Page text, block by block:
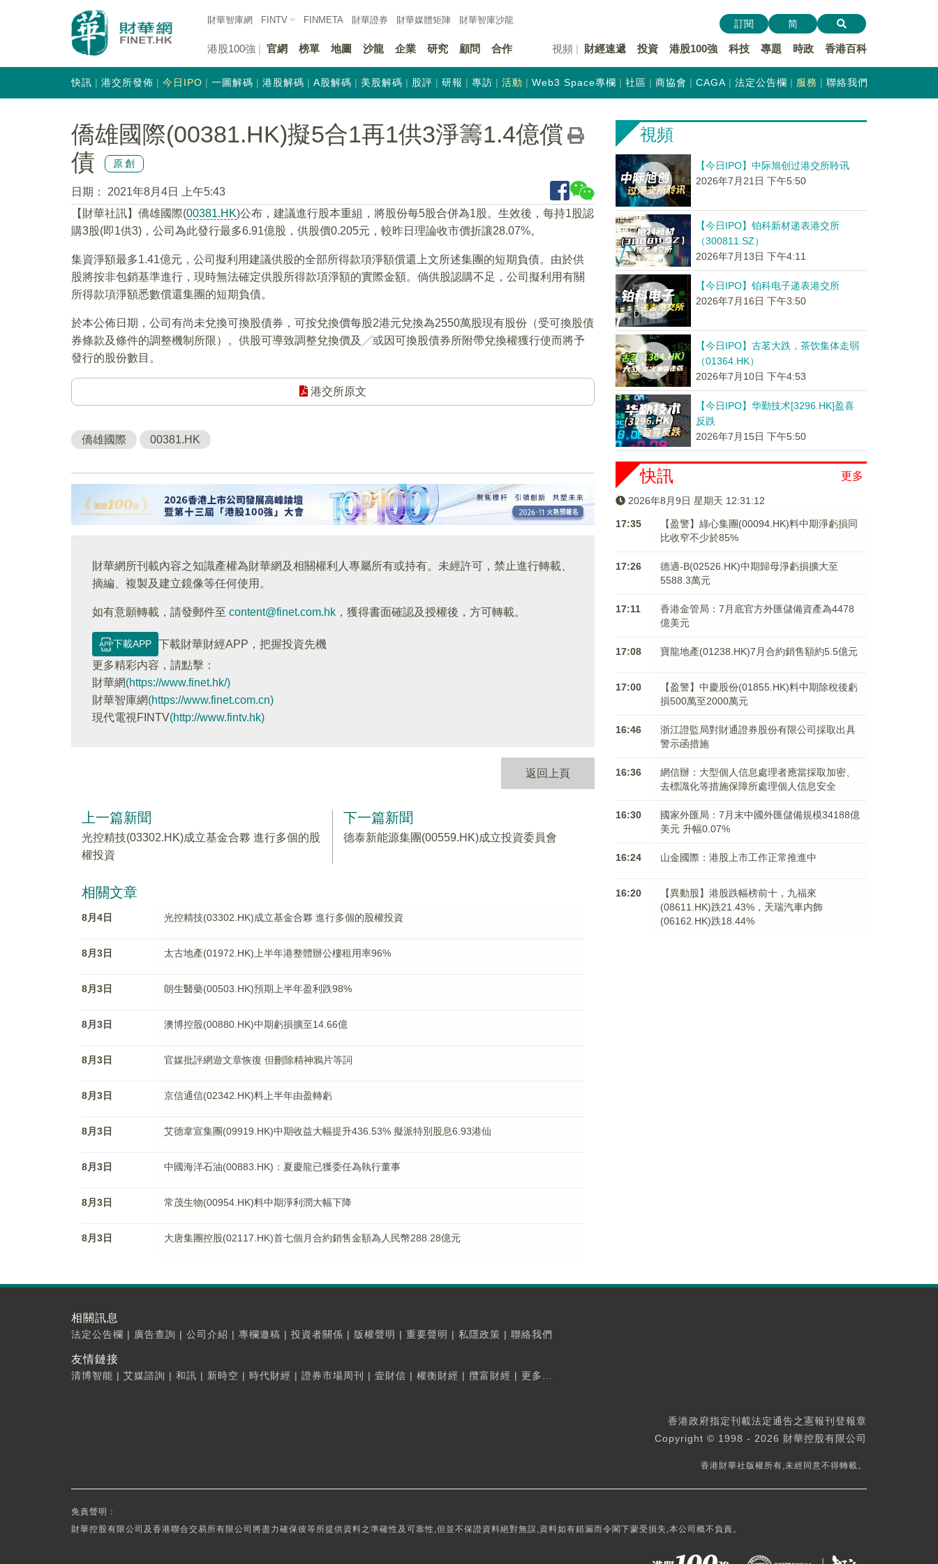
財華智庫網 FINTV FINMETA 財華證券 財華媒體矩陣 財華智庫沙龍
港股100強 官網 榜單 地圖 沙龍 企業 研究 顧問 合作 視頻 財經速遞 投資 港股100強 科技 專題 時政 香港百科
訂閱 简
快訊 港交所發佈 今日IPO 一圖解碼 港股解碼 A股解碼 美股解碼 股評 研報 專訪 活動 Web3 Space專欄 社區 商協會 CAGA 法定公告欄 服務 聯絡我們
僑雄國際(00381.HK)擬5合1再1供3淨籌1.4億償
債
原創
日期：
2021年8月4日 上午5:43
【財華社訊】僑雄國際(00381.HK)公布，建議進行股本重組，將股份每5股合併為1股。生效後，每持1股認
購3股(即1供3)，公司為此發行最多6.91億股，供股價0.205元，較昨日理論收市價折讓28.07%。
集資淨額最多1.41億元，公司擬利用建議供股的全部所得款項淨額償還上文所述集團的短期負債。由於供
股將按非包銷基準進行，現時無法確定供股所得款項淨額的實際金額。倘供股認購不足，公司擬利用有關
所得款項淨額悉數償還集團的短期負債。
於本公佈日期，公司有尚未兌換可換股債券，可按兌換價每股2港元兌換為2550萬股現有股份（受可換股債
券條款及條件的調整機制所限）。供股可導致調整兌換價及╱或因可換股債券所附帶兌換權獲行使而將予
發行的股份數目。
港交所原文
僑雄國際 00381.HK
財華網所刊載內容之知識產權為財華網及相關權利人專屬所有或持有。未經許可，禁止進行轉載、
摘編、複製及建立鏡像等任何使用。
如有意願轉載，請發郵件至 content@finet.com.hk ，獲得書面確認及授權後，方可轉載。
下載APP
下載財華財經APP，把握投資先機
更多精彩内容，請點擊：
財華網(https://www.finet.hk/)
財華智庫網(https://www.finet.com.cn)
現代電視FINTV(http://www.fintv.hk)
返回上頁
上一篇新聞
光控精技(03302.HK)成立基金合夥 進行多個的股
權投資
下一篇新聞
德泰新能源集團(00559.HK)成立投資委員會
相關文章
8月4日 光控精技(03302.HK)成立基金合夥 進行多個的股權投資
8月3日 太古地產(01972.HK)上半年港整體辦公樓租用率96%
8月3日 朗生醫藥(00503.HK)預期上半年盈利跌98%
8月3日 澳博控股(00880.HK)中期虧損擴至14.66億
8月3日 官媒批評網遊文章恢復 但刪除精神鴉片等詞
8月3日 京信通信(02342.HK)料上半年由盈轉虧
8月3日 艾德韋宣集團(09919.HK)中期收益大幅提升436.53% 擬派特別股息6.93港仙
8月3日 中國海洋石油(00883.HK)：夏慶龍已獲委任為執行董事
8月3日 常茂生物(00954.HK)料中期淨利潤大幅下降
8月3日 大唐集團控股(02117.HK)首七個月合約銷售金額為人民幣288.28億元
視頻
【今日IPO】中际旭创过港交所聆讯
2026年7月21日 下午5:50
【今日IPO】铂科新材递表港交所
（300811.SZ）
2026年7月13日 下午4:11
【今日IPO】铂科电子递表港交所
2026年7月16日 下午3:50
【今日IPO】古茗大跌，茶饮集体走弱
（01364.HK）
2026年7月10日 下午4:53
【今日IPO】华勤技术[3296.HK]盈喜
反跌
2026年7月15日 下午5:50
更多
快訊
2026年8月9日 星期天 12:31:13
17:35
【盈警】綠心集團(00094.HK)料中期淨虧損同
比收窄不少於85%
17:26
德適-B(02526.HK)中期歸母淨虧損擴大至
5588.3萬元
17:11
香港金管局：7月底官方外匯儲備資產為4478
億美元
17:08 寶龍地產(01238.HK)7月合約銷售額約5.5億元
17:00
【盈警】中慶股份(01855.HK)料中期除稅後虧
損500萬至2000萬元
16:46
浙江證監局對財通證券股份有限公司採取出具
警示函措施
16:36
網信辦：大型個人信息處理者應當採取加密、
去標識化等措施保障所處理個人信息安全
16:30
國家外匯局：7月末中國外匯儲備規模34188億
美元 升幅0.07%
16:24 山金國際：港股上市工作正常推進中
16:20
【異動股】港股跌幅榜前十，九福來
(08611.HK)跌21.43%，天瑞汽車内飾
(06162.HK)跌18.44%
相關訊息
法定公告欄 | 廣告查詢 | 公司介紹 | 專欄邀稿 | 投資者關係 | 版權聲明 | 重要聲明 | 私隱政策 | 聯絡我們
友情鏈接
清博智能 | 艾媒諮詢 | 和訊 | 新時空 | 時代財經 | 證券市場周刊 | 壹財信 | 權衡財經 | 攬富財經 | 更多...
香港政府指定刊載法定通告之憲報刊登報章
Copyright © 1998 - 2026 財華控股有限公司
香港財華社版權所有,未經同意不得轉載。
免責聲明：
財華控股有限公司及香港聯合交易所有限公司將盡力確保彼等所提供資料之準確性及可靠性,但並不保證資料絕對無誤,資料如有錯漏而令閣下蒙受損失,本公司概不負責。